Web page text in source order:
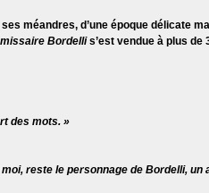
méandres, d’une époque délicate
Bordellis’est vendue à plus de
des mots. »
reste le personnage de Bordelli, un